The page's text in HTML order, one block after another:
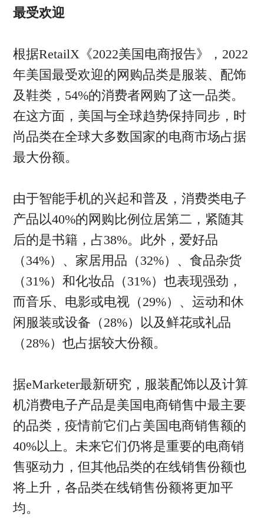
最受欢迎
根据RetailX《2022美国电商报告》，2022
年美国最受欢迎的网购品类是服装、配饰
及鞋类，54%的消费者网购了这一品类。
在这方面，美国与全球趋势保持同步，时
尚品类在全球大多数国家的电商市场占据
最大份额。
由于智能手机的兴起和普及，消费类电子
产品以40%的网购比例位居第二，紧随其
后的是书籍，占38%。此外，爱好品
（34%）、家居用品（32%）、食品杂货
（31%）和化妆品（31%）也表现强劲，
而音乐、电影或电视（29%）、运动和休
闲服装或设备（28%）以及鲜花或礼品
（28%）也占据较大份额。
据eMarketer最新研究，服装配饰以及计算
机消费电子产品是美国电商销售中最主要
的品类，疫情前它们占美国电商销售额的
40%以上。未来它们仍将是重要的电商销
售驱动力，但其他品类的在线销售份额也
将上升，各品类在线销售份额将更加平
均。